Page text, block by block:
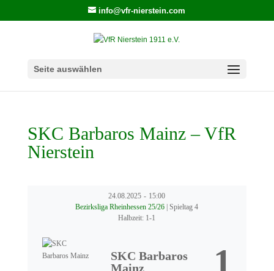
info@vfr-nierstein.com
Seite auswählen
SKC Barbaros Mainz – VfR
Nierstein
24.08.2025 - 15:00
Bezirksliga Rheinhessen 25/26 | Spieltag 4
Halbzeit: 1-1
SKC Barbaros
Mainz
1